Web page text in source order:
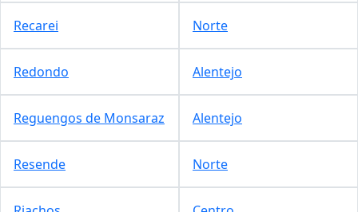
Recarei Norte
Redondo Alentejo
Reguengos de Monsaraz Alentejo
Resende Norte